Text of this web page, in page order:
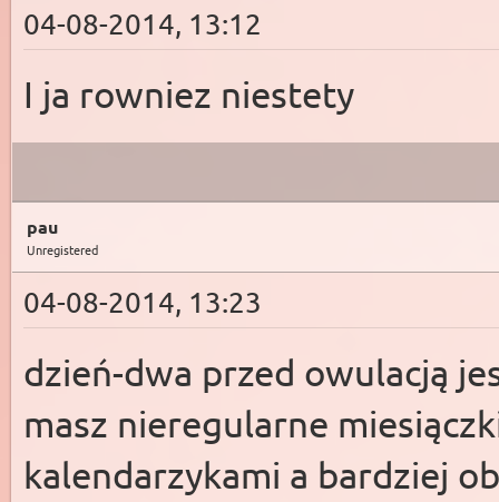
04-08-2014, 13:12
I ja rowniez niestety
pau
Unregistered
04-08-2014, 13:23
dzień-dwa przed owulacją
masz nieregularne
kalendarzykami a bardziej